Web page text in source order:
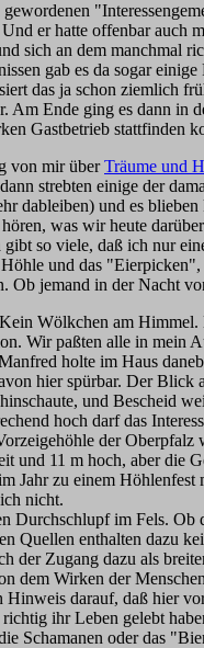
er hatte offenbar auch
sich an dem manchmal
gab es da sogar
das ja schon ziemlich
Am Ende ging es dann in
Gastbetrieb stattfinden
von mir überTräume und
strebten einige der
dableiben) und es
was wir heute
so viele, daß ich nur
und das
Ob jemand in der Nacht
Wölkchen am
Wir paßten alle in mein
holte im Haus
hier spürbar. Der
und Bescheid
hoch darf das
der
und 11 m hoch, aber die
Jahr zu einem
nicht.
Durchschlupf im Fels.
Quellen enthalten dazu
der Zugang dazu als
dem Wirken der
darauf, daß hier
ihr Leben gelebt
Schamanen oder das